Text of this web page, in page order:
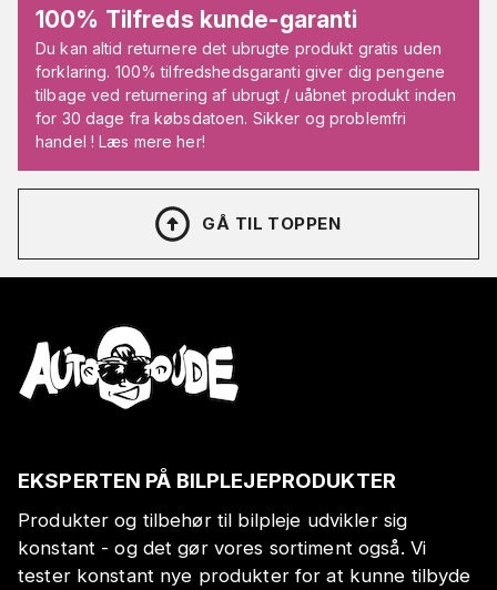
100% Tilfreds kunde-garanti
Du kan altid returnere det ubrugte produkt gratis uden
forklaring. 100% tilfredshedsgaranti giver dig pengene
tilbage ved returnering af ubrugt / uåbnet produkt inden
for 30 dage fra købsdatoen. Sikker og problemfri
handel ! Læs mere her!
GÅ TIL TOPPEN
EKSPERTEN PÅ BILPLEJEPRODUKTER
Produkter og tilbehør til bilpleje udvikler sig
konstant - og det gør vores sortiment også. Vi
tester konstant nye produkter for at kunne tilbyde